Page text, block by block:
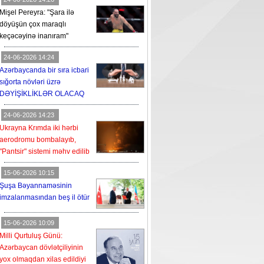
Mişel Pereyra: "Şara ilə
döyüşün çox maraqlı
keçəcəyinə inanıram"
24-06-2026 14:24
Azərbaycanda bir sıra icbari
sığorta növləri üzrə
DƏYİŞİKLİKLƏR OLACAQ
24-06-2026 14:23
Ukrayna Krımda iki hərbi
aerodromu bombalayıb,
"Pantsir" sistemi məhv edilib
15-06-2026 10:15
Şuşa Bəyannaməsinin
imzalanmasından beş il ötür
15-06-2026 10:09
Milli Qurtuluş Günü:
Azərbaycan dövlətçiliyinin
yox olmaqdan xilas edildiyi